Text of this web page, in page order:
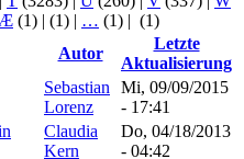
Æ (1) | (1) | … (1) | (1)
Autor
Letzte
Aktualisierung
Sebastian
Lorenz
Mi, 09/09/2015
- 17:41
Claudia
Kern
Do, 04/18/2013
- 04:42